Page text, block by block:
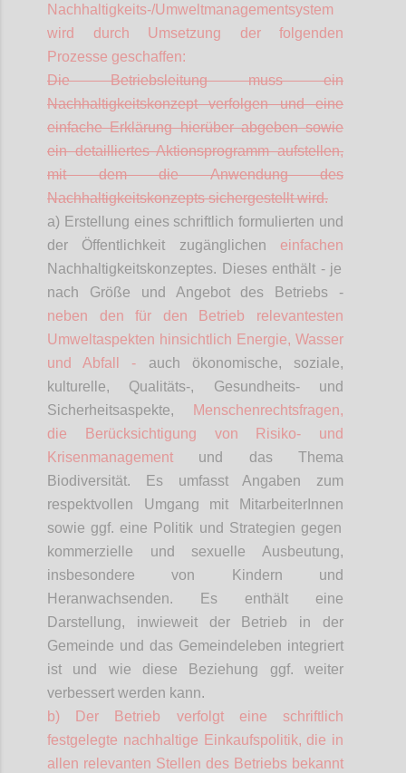
Nachhaltigkeits-/Umweltmanagementsystem
wird durch Umsetzung der folgenden
Prozesse geschaffen:
Die Betriebsleitung muss ein
Nachhaltigkeitskonzept verfolgen und eine
einfache Erklärung hierüber abgeben sowie
ein detailliertes Aktionsprogramm aufstellen,
mit dem die Anwendung des
Nachhaltigkeitskonzepts sichergestellt wird.
a) Erstellung eines schriftlich formulierten und
der Öffentlichkeit zugänglichen einfachen
Nachhaltigkeitskonzeptes. Dieses enthält - je
nach Größe und Angebot des Betriebs -
neben den für den Betrieb relevantesten
Umweltaspekten hinsichtlich Energie, Wasser
und Abfall - auch ökonomische, soziale,
kulturelle, Qualitäts-, Gesundheits- und
Sicherheitsaspekte,
Menschenrechtsfragen,
die Berücksichtigung von Risiko- und
Krisenmanagement und das Thema
Biodiversität. Es umfasst Angaben zum
respektvollen Umgang mit
MitarbeiterInnen
sowie ggf. eine Politik und Strategien gegen
kommerzielle und sexuelle Ausbeutung,
insbesondere von Kindern und
Heranwachsenden. Es enthält eine
Darstellung, inwieweit der Betrieb in der
Gemeinde und das Gemeindeleben integriert
ist und wie diese Beziehung ggf. weiter
verbessert werden kann.
b) Der Betrieb verfolgt eine schriftlich
festgelegte nachhaltige Einkaufspolitik, die in
allen relevanten Stellen des Betriebs bekannt